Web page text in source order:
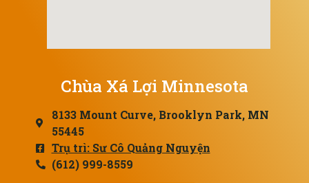
Chùa Xá Lợi Minnesota
8133 Mount Curve, Brooklyn Park, MN
55445
Trụ trì: Sư Cô Quảng Nguyện
(612) 999-8559